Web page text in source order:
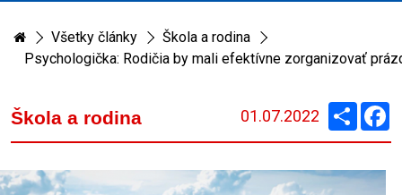
Všetky články
Škola a rodina
Psychologička: Rodičia by mali efektívne zorganizovať
Škola a rodina 01.07.2022 Zdieľaj